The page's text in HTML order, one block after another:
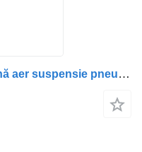
Suspension pneumatique Pernă aer suspensie pneumatică Volvo 22047989 pour camion Continental